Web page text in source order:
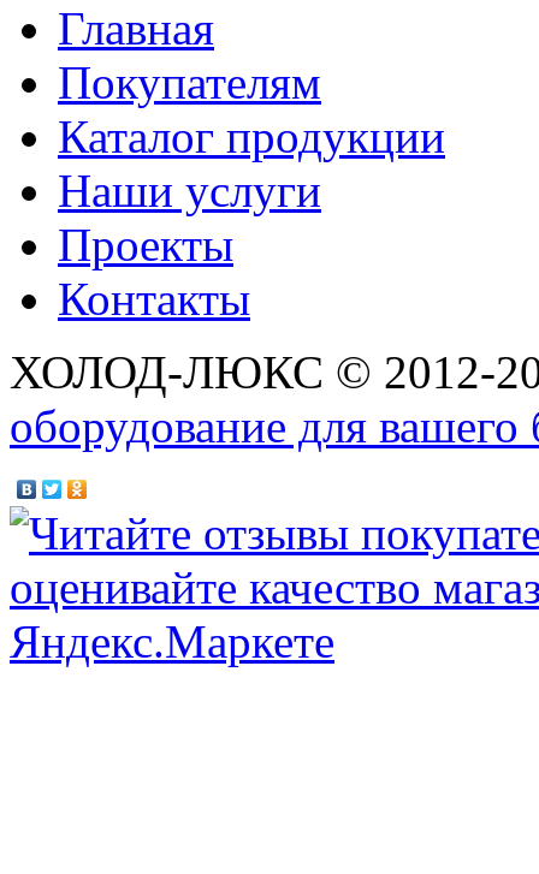
Главная
Покупателям
Каталог продукции
Наши услуги
Проекты
Контакты
ХОЛОД-ЛЮКС © 2012-
оборудование для вашего